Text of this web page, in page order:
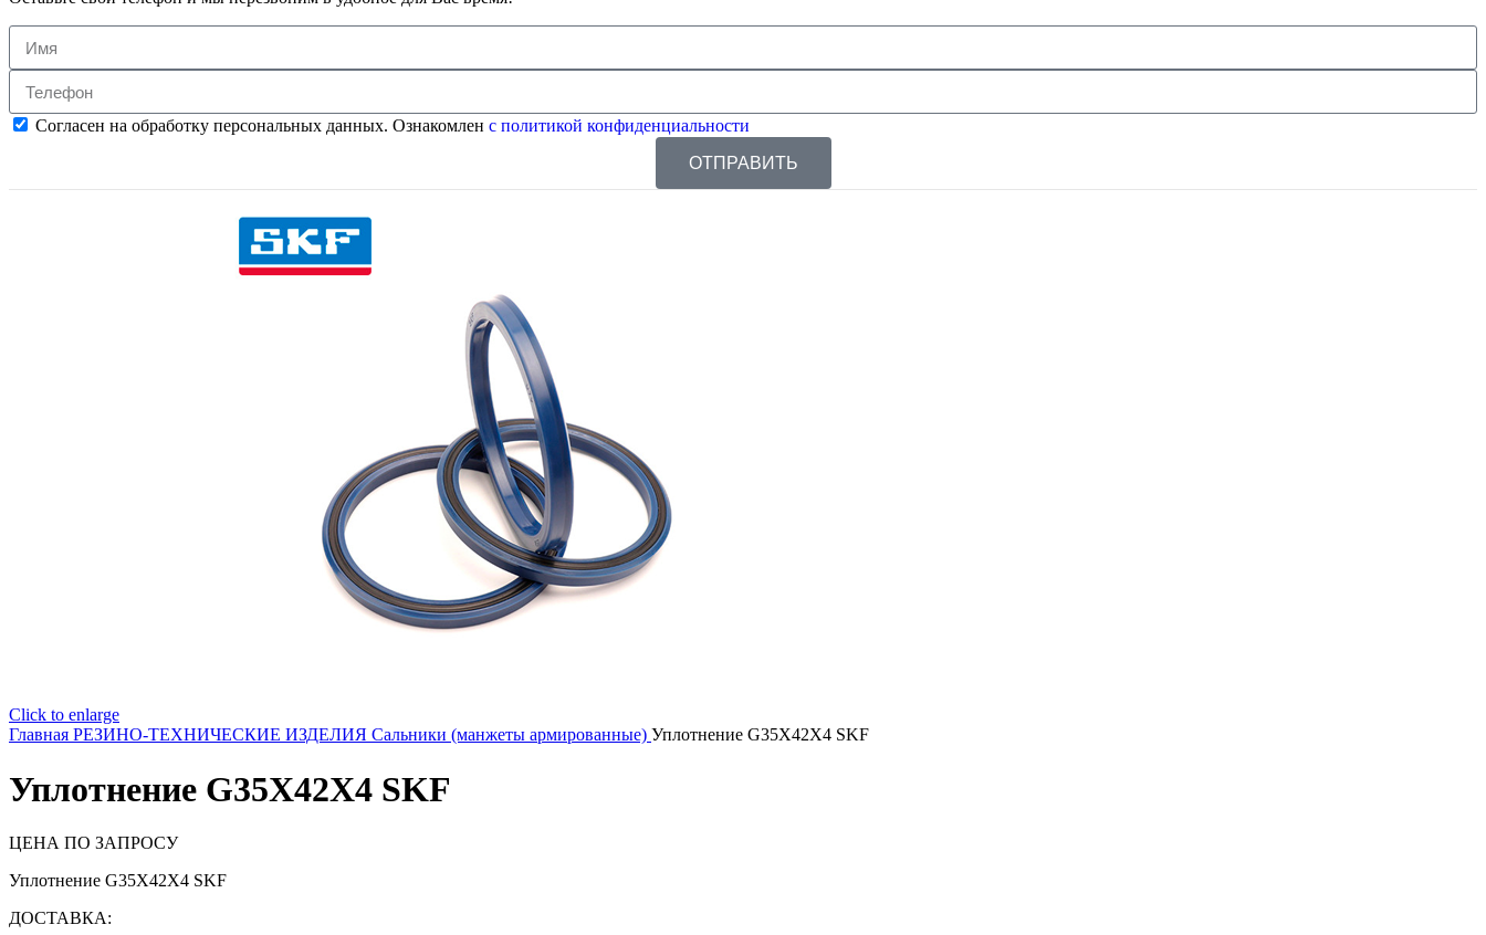
Согласен на обработку персональных данных. Ознакомлен с политикой конфиденциальности
ОТПРАВИТЬ
Click to enlarge
Главная РЕЗИНО-ТЕХНИЧЕСКИЕ ИЗДЕЛИЯ Сальники (манжеты армированные) Уплотнение G35X42X4 SKF
Уплотнение G35X42X4 SKF
ЦЕНА ПО ЗАПРОСУ
Уплотнение G35X42X4 SKF
ДОСТАВКА: